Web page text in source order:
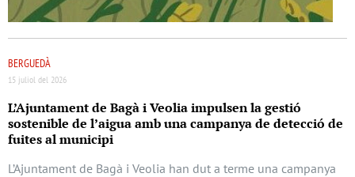
BERGUEDÀ
15 juliol del 2026
L’Ajuntament de Bagà i Veolia impulsen la gestió
sostenible de l’aigua amb una campanya de detecció de
fuites al municipi
L’Ajuntament de Bagà i Veolia han dut a terme una campanya